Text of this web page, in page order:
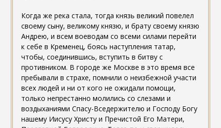
Когда же река стала, тогда князь великий повелел
своему сыну, великому князю, и брату своему князю
Андрею, и всем воеводам со всеми силами перейти
к себе в Кременец, боясь наступления татар,
чтобы, соединившись, вступить в битву с
противником. В городе же Москве в это время все
пребывали в страхе, помнили о неизбежной участи
всех людей и ни от кого не ожидали помощи,
только непрестанно молились со слезами и
воздыханиями Спасу-Вседержителю и Господу Богу
нашему Иисусу Христу и Пречистой Его Матери,